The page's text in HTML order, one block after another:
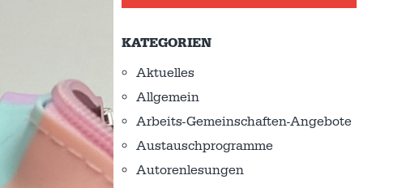
KATEGORIEN
Aktuelles
Allgemein
Arbeits-Gemeinschaften-Angebote
Austausch­programme
Autorenlesungen